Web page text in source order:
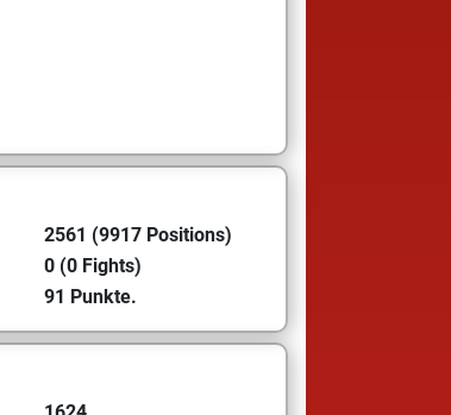
2561 (9917 Positions)
0 (0 Fights)
91 Punkte.